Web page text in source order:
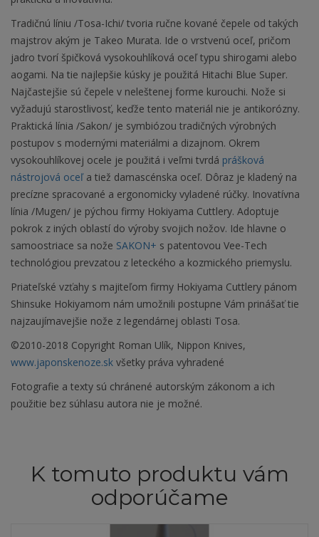
Tradičnú líniu /Tosa-Ichi/ tvoria ručne kované čepele od takých
majstrov akým je Takeo Murata. Ide o vrstvenú oceľ, pričom
jadro tvorí špičková vysokouhlíková oceľ typu shirogami alebo
aogami. Na tie najlepšie kúsky je použitá Hitachi Blue Super.
Najčastejšie sú čepele v neleštenej forme kurouchi. Nože si
vyžadujú starostlivosť, keďže tento materiál nie je antikorózny.
Praktická línia /Sakon/ je symbiózou tradičných výrobných
postupov s modernými materiálmi a dizajnom. Okrem
vysokouhlíkovej ocele je použitá i veľmi tvrdá prášková
nástrojová oceľa tiež damascénska oceľ. Dôraz je kladený na
precízne spracované a ergonomicky vyladené rúčky. Inovatívna
línia /Mugen/ je pýchou firmy Hokiyama Cuttlery. Adoptuje
pokrok z iných oblastí do výroby svojich nožov. Ide hlavne o
samoostriace sa nože SAKON+ s patentovou Vee-Tech
technológiou prevzatou z leteckého a kozmického priemyslu.
Priateľské vzťahy s majiteľom firmy Hokiyama Cuttlery pánom
Shinsuke Hokiyamom nám umožnili postupne Vám prinášať tie
najzaujímavejšie nože z legendárnej oblasti Tosa.
©2010-2018 Copyright Roman Ulík, Nippon Knives,
www.japonskenoze.sk všetky práva vyhradené
Fotografie a texty sú chránené autorským zákonom a ich
použitie bez súhlasu autora nie je možné.
K tomuto produktu vám
odporúčame